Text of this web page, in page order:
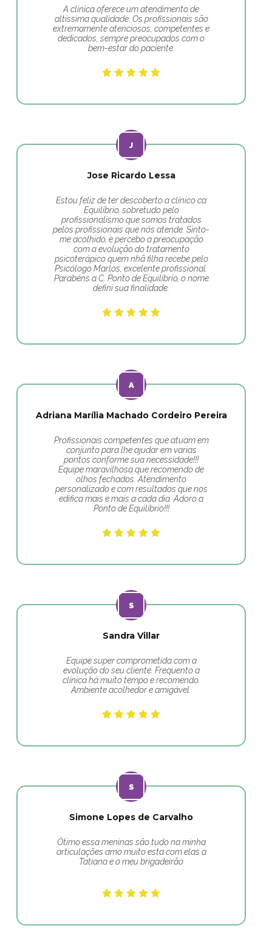
A clínica oferece um atendimento de
altíssima qualidade. Os profissionais são
extremamente atenciosos, competentes e
dedicados, sempre preocupados com o
bem-estar do paciente.
Jose Ricardo Lessa
Estou feliz de ter descoberto a clínico ca
Equilíbrio, sobretudo pelo
profissionalismo que somos tratados
pelos profissionais que nós atende. Sinto-
me acolhido, e percebo a preocupação
com a evolução do tratamento
psicoterápico quem nhã filha recebe pelo
Psicólogo Marlos, excelente profissional.
Parabéns a C. Ponto de Equilíbrio, o nome
defini sua finalidade.
Adriana Marília Machado Cordeiro Pereira
Profissionais competentes que atuam em
conjunto para lhe ajudar em varias
pontos conforme sua necessidade!!!
Equipe maravilhosa que recomendo de
olhos fechados. Atendimento
personalizado e com resultados que nos
edifica mais e mais a cada dia. Adoro a
Ponto de Equilíbrio!!!
Sandra Villar
Equipe super comprometida com a
evolução do seu cliente. Frequento a
clínica há muito tempo e recomendo.
Ambiente acolhedor e amigável.
Simone Lopes de Carvalho
Ótimo essa meninas são tudo na minha
articulações amo muito esta com elas a
Tatiana e o meu brigadeirão